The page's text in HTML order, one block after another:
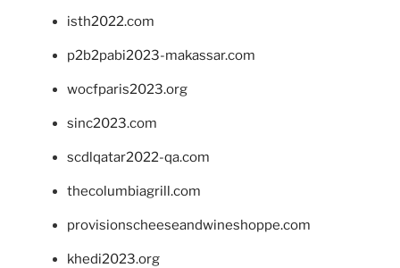
isth2022.com
p2b2pabi2023-makassar.com
wocfparis2023.org
sinc2023.com
scdlqatar2022-qa.com
thecolumbiagrill.com
provisionscheeseandwineshoppe.com
khedi2023.org